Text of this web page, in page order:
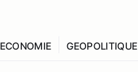
ECONOMIE GEOPOLITIQUE